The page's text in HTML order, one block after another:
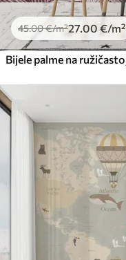
45.00€/m²27 .00 €/m²